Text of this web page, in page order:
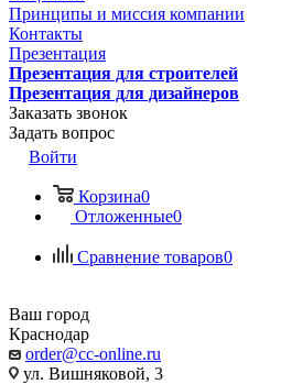
Принципы и миссия компании
Контакты
Презентация
Презентация для строителей
Презентация для дизайнеров
Заказать звонок
Задать вопрос
Войти
Корзина0
Отложенные0
Сравнение товаров0
Ваш город
Краснодар
order@cc-online.ru
ул. Вишняковой, 3